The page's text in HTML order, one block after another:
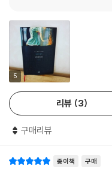
이제 내겐 시간이 있었다. 한
를 되새기며 그 일을 되짚어
번 섰고, 찬성하라는 그의 명
백 번 다시 나는 “아니요”라고
대답을 하지 않았다. 찬성하지
지? 아니요. 아니요. 아니요.
파멸은 빨리 왔다. 전쟁의 끝
았다. 그리스인이 철수할 거라
을 외면하고 원하는 대답 외에
망을 향해 달려가는 트로이
요”라고 외친다. 볼프의 소설
아니라 통찰력을 갖고 스스로
이러한 주체성은 결말에서도
라의 연인 아이네이아스는 그
울리지 않는 역할에 절대 굴복
이념과 성별의 내전을 넘어선
5
리뷰 3
구매리뷰
종이책 구매